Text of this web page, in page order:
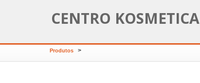
CENTRO KOSMETICA
Produtos >